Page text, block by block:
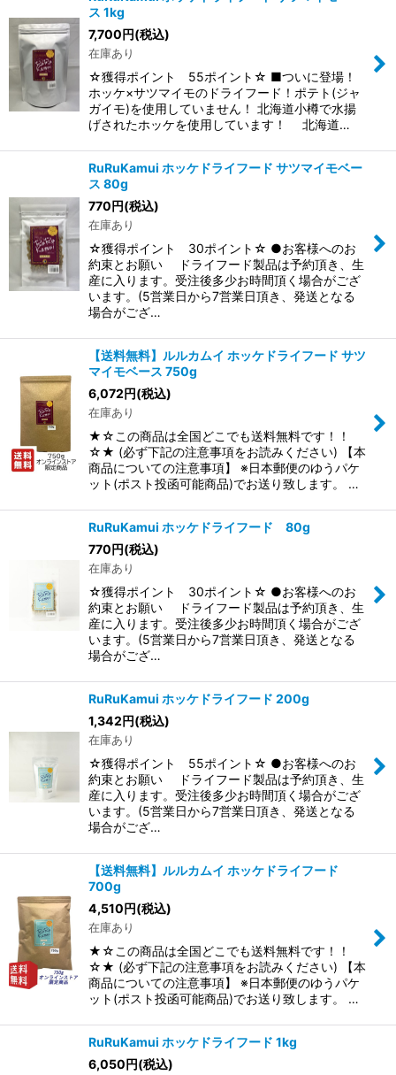
ス 1kg
7,700円(税込)
在庫あり
☆獲得ポイント 55ポイント☆ ■ついに登場！
ホッケ×サツマイモのドライフード！ポテト(ジャ
ガイモ)を使用していません！ 北海道小樽で水揚
げされたホッケを使用しています！ 北海道…
RuRuKamui ホッケドライフード サツマイモベー
ス 80g
770円(税込)
在庫あり
☆獲得ポイント 30ポイント☆ ●お客様へのお
約束とお願い ドライフード製品は予約頂き、生
産に入ります。受注後多少お時間頂く場合がござ
います。(5営業日から7営業日頂き、発送となる
場合がござ…
【送料無料】ルルカムイ ホッケドライフード サツ
マイモベース 750g
6,072円(税込)
在庫あり
★☆この商品は全国どこでも送料無料です！！
☆★ (必ず下記の注意事項をお読みください) 【本
商品についての注意事項】 ※日本郵便のゆうパケ
ット(ポスト投函可能商品)でお送り致します。 …
RuRuKamui ホッケドライフード 80g
770円(税込)
在庫あり
☆獲得ポイント 30ポイント☆ ●お客様へのお
約束とお願い ドライフード製品は予約頂き、生
産に入ります。受注後多少お時間頂く場合がござ
います。(5営業日から7営業日頂き、発送となる
場合がござ…
RuRuKamui ホッケドライフード 200g
1,342円(税込)
在庫あり
☆獲得ポイント 55ポイント☆ ●お客様へのお
約束とお願い ドライフード製品は予約頂き、生
産に入ります。受注後多少お時間頂く場合がござ
います。(5営業日から7営業日頂き、発送となる
場合がござ…
【送料無料】ルルカムイ ホッケドライフード
700g
4,510円(税込)
在庫あり
★☆この商品は全国どこでも送料無料です！！
☆★ (必ず下記の注意事項をお読みください) 【本
商品についての注意事項】 ※日本郵便のゆうパケ
ット(ポスト投函可能商品)でお送り致します。 …
RuRuKamui ホッケドライフード 1kg
6,050円(税込)